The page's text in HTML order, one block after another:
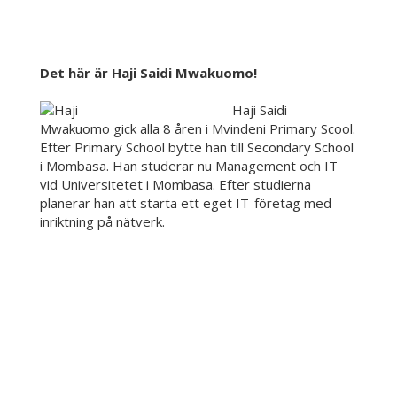
Det här är Haji Saidi Mwakuomo!
Haji Saidi
Mwakuomo gick alla 8 åren i Mvindeni Primary Scool.
Efter Primary School bytte han till Secondary School
i Mombasa. Han studerar nu Management och IT
vid Universitetet i Mombasa. Efter studierna
planerar han att starta ett eget IT-företag med
inriktning på nätverk.